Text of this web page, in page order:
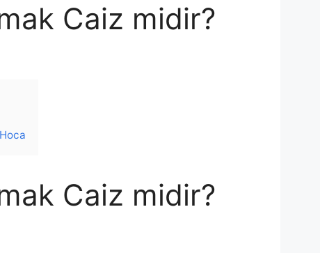
Caiz midir?
Caiz midir?